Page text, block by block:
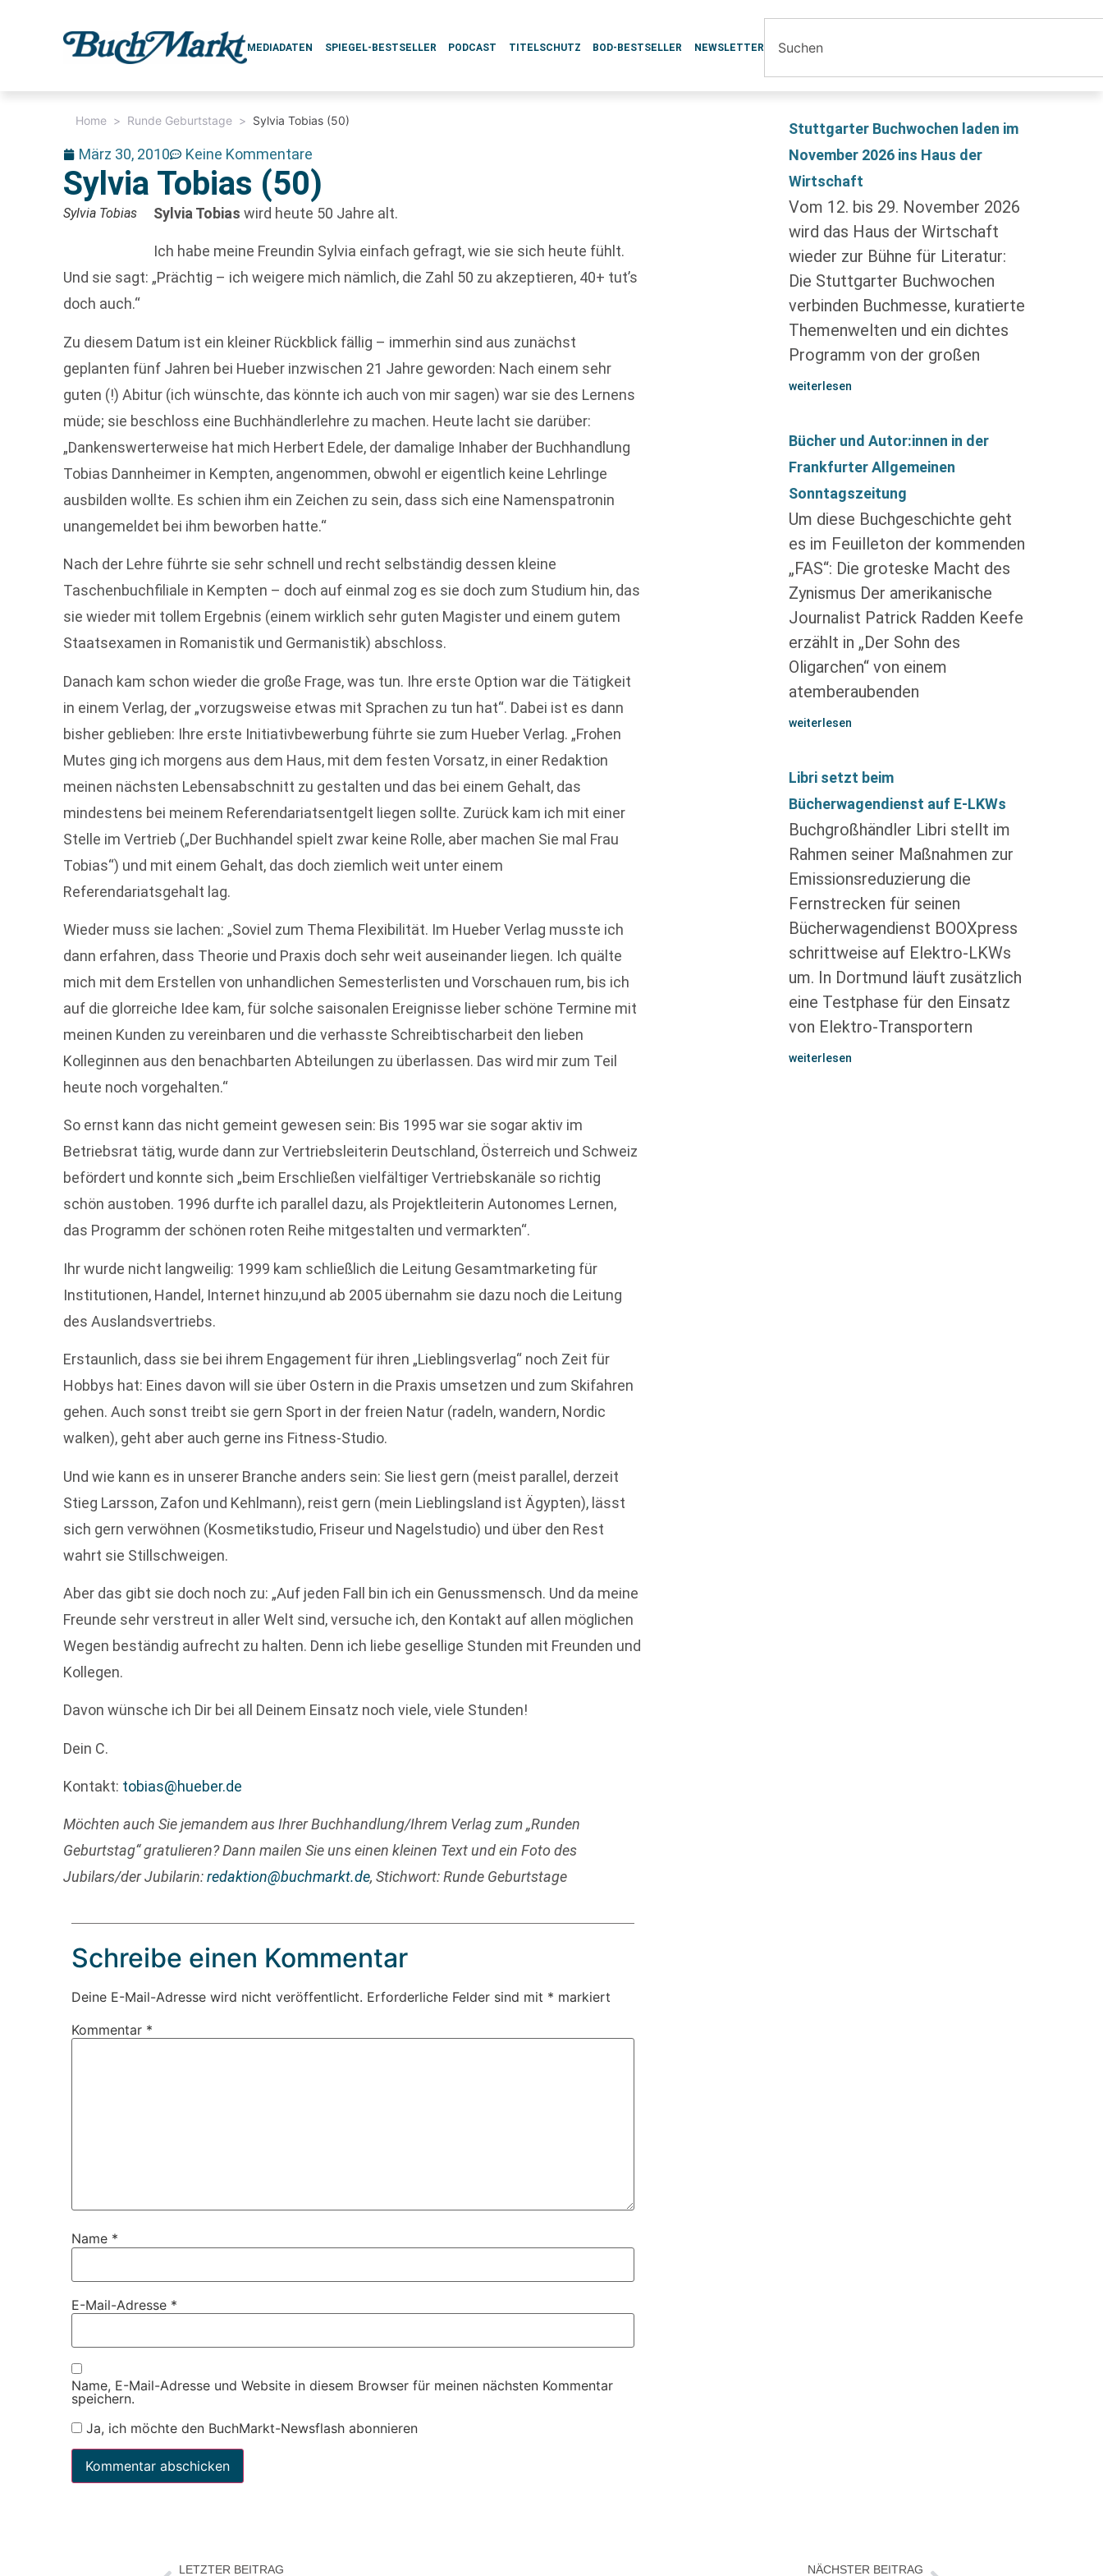
MEDIADATEN SPIEGEL-BESTSELLER PODCAST TITELSCHUTZ BOD-BESTSELLER NEWSLETTER
Home > Runde Geburtstage > Sylvia Tobias (50)
März 30, 2010 Keine Kommentare
Sylvia Tobias (50)
Sylvia Tobias Sylvia Tobias wird heute 50 Jahre alt.
Ich habe meine Freundin Sylvia einfach gefragt, wie sie sich heute fühlt.
Und sie sagt: „Prächtig – ich weigere mich nämlich, die Zahl 50 zu akzeptieren, 40+ tut’s
doch auch.“
Zu diesem Datum ist ein kleiner Rückblick fällig – immerhin sind aus zunächst
geplanten fünf Jahren bei Hueber inzwischen 21 Jahre geworden: Nach einem sehr
guten (!) Abitur (ich wünschte, das könnte ich auch von mir sagen) war sie des Lernens
müde; sie beschloss eine Buchhändlerlehre zu machen. Heute lacht sie darüber:
„Dankenswerterweise hat mich Herbert Edele, der damalige Inhaber der Buchhandlung
Tobias Dannheimer in Kempten, angenommen, obwohl er eigentlich keine Lehrlinge
ausbilden wollte. Es schien ihm ein Zeichen zu sein, dass sich eine Namenspatronin
unangemeldet bei ihm beworben hatte.“
Nach der Lehre führte sie sehr schnell und recht selbständig dessen kleine
Taschenbuchfiliale in Kempten – doch auf einmal zog es sie doch zum Studium hin, das
sie wieder mit tollem Ergebnis (einem wirklich sehr guten Magister und einem gutem
Staatsexamen in Romanistik und Germanistik) abschloss.
Danach kam schon wieder die große Frage, was tun. Ihre erste Option war die Tätigkeit
in einem Verlag, der „vorzugsweise etwas mit Sprachen zu tun hat“. Dabei ist es dann
bisher geblieben: Ihre erste Initiativbewerbung führte sie zum Hueber Verlag. „Frohen
Mutes ging ich morgens aus dem Haus, mit dem festen Vorsatz, in einer Redaktion
meinen nächsten Lebensabschnitt zu gestalten und das bei einem Gehalt, das
mindestens bei meinem Referendariatsentgelt liegen sollte. Zurück kam ich mit einer
Stelle im Vertrieb („Der Buchhandel spielt zwar keine Rolle, aber machen Sie mal Frau
Tobias“) und mit einem Gehalt, das doch ziemlich weit unter einem
Referendariatsgehalt lag.
Wieder muss sie lachen: „Soviel zum Thema Flexibilität. Im Hueber Verlag musste ich
dann erfahren, dass Theorie und Praxis doch sehr weit auseinander liegen. Ich quälte
mich mit dem Erstellen von unhandlichen Semesterlisten und Vorschauen rum, bis ich
auf die glorreiche Idee kam, für solche saisonalen Ereignisse lieber schöne Termine mit
meinen Kunden zu vereinbaren und die verhasste Schreibtischarbeit den lieben
Kolleginnen aus den benachbarten Abteilungen zu überlassen. Das wird mir zum Teil
heute noch vorgehalten.“
So ernst kann das nicht gemeint gewesen sein: Bis 1995 war sie sogar aktiv im
Betriebsrat tätig, wurde dann zur Vertriebsleiterin Deutschland, Österreich und Schweiz
befördert und konnte sich „beim Erschließen vielfältiger Vertriebskanäle so richtig
schön austoben. 1996 durfte ich parallel dazu, als Projektleiterin Autonomes Lernen,
das Programm der schönen roten Reihe mitgestalten und vermarkten“.
Ihr wurde nicht langweilig: 1999 kam schließlich die Leitung Gesamtmarketing für
Institutionen, Handel, Internet hinzu,und ab 2005 übernahm sie dazu noch die Leitung
des Auslandsvertriebs.
Erstaunlich, dass sie bei ihrem Engagement für ihren „Lieblingsverlag“ noch Zeit für
Hobbys hat: Eines davon will sie über Ostern in die Praxis umsetzen und zum Skifahren
gehen. Auch sonst treibt sie gern Sport in der freien Natur (radeln, wandern, Nordic
walken), geht aber auch gerne ins Fitness-Studio.
Und wie kann es in unserer Branche anders sein: Sie liest gern (meist parallel, derzeit
Stieg Larsson, Zafon und Kehlmann), reist gern (mein Lieblingsland ist Ägypten), lässt
sich gern verwöhnen (Kosmetikstudio, Friseur und Nagelstudio) und über den Rest
wahrt sie Stillschweigen.
Aber das gibt sie doch noch zu: „Auf jeden Fall bin ich ein Genussmensch. Und da meine
Freunde sehr verstreut in aller Welt sind, versuche ich, den Kontakt auf allen möglichen
Wegen beständig aufrecht zu halten. Denn ich liebe gesellige Stunden mit Freunden und
Kollegen.
Davon wünsche ich Dir bei all Deinem Einsatz noch viele, viele Stunden!
Dein C.
Kontakt: tobias@hueber.de
Möchten auch Sie jemandem aus Ihrer Buchhandlung/Ihrem Verlag zum „Runden
Geburtstag“ gratulieren? Dann mailen Sie uns einen kleinen Text und ein Foto des
Jubilars/der Jubilarin:redaktion@buchmarkt.de, Stichwort: Runde Geburtstage
Schreibe einen Kommentar
Deine E-Mail-Adresse wird nicht veröffentlicht. Erforderliche Felder sind mit * markiert
Kommentar *
Name *
E-Mail-Adresse *
Name, E-Mail-Adresse und Website in diesem Browser für meinen nächsten Kommentar
speichern.
Ja, ich möchte den BuchMarkt-Newsflash abonnieren
Stuttgarter Buchwochen laden im
November 2026 ins Haus der
Wirtschaft
Vom 12. bis 29. November 2026
wird das Haus der Wirtschaft
wieder zur Bühne für Literatur:
Die Stuttgarter Buchwochen
verbinden Buchmesse, kuratierte
Themenwelten und ein dichtes
Programm von der großen
weiterlesen
Bücher und Autor:innen in der
Frankfurter Allgemeinen
Sonntagszeitung
Um diese Buchgeschichte geht
es im Feuilleton der kommenden
„FAS“: Die groteske Macht des
Zynismus Der amerikanische
Journalist Patrick Radden Keefe
erzählt in „Der Sohn des
Oligarchen“ von einem
atemberaubenden
weiterlesen
Libri setzt beim
Bücherwagendienst auf E-LKWs
Buchgroßhändler Libri stellt im
Rahmen seiner Maßnahmen zur
Emissionsreduzierung die
Fernstrecken für seinen
Bücherwagendienst BOOXpress
schrittweise auf Elektro-LKWs
um. In Dortmund läuft zusätzlich
eine Testphase für den Einsatz
von Elektro-Transportern
weiterlesen
LETZTER BEITRAG
NÄCHSTER BEITRAG